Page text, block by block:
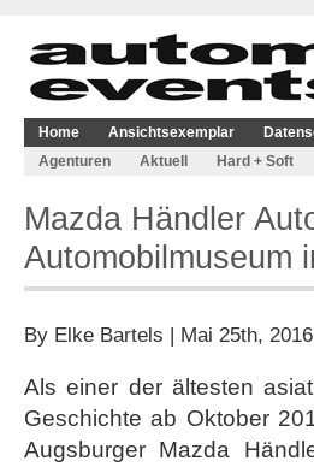
Home Ansichtsexemplar
Agenturen
Aktuell Hard + Soft
Mazda Händler
Automobilmuseum
By Elke Bartels | Mai 25th,
Als einer der ältesten
Geschichte ab Oktober
Augsburger Mazda